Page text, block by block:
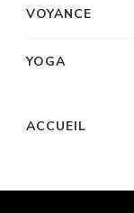
VOYANCE
YOGA
ACCUEIL